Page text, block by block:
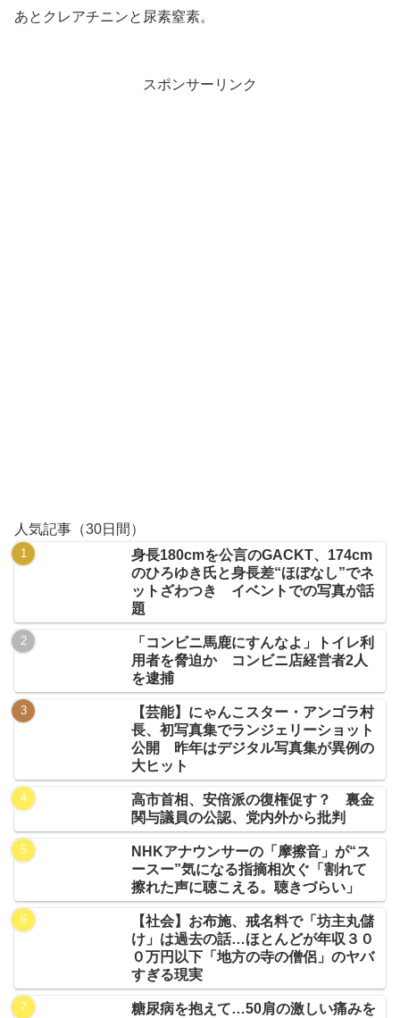
あとクレアチニンと尿素窒素。
スポンサーリンク
人気記事（30日間）
身長180cmを公言のGACKT、174cm
のひろゆき氏と身長差“ほぼなし”でネ
ットざわつき イベントでの写真が話
題
「コンビニ馬鹿にすんなよ」トイレ利
用者を脅迫か コンビニ店経営者2人
を逮捕
【芸能】にゃんこスター・アンゴラ村
長、初写真集でランジェリーショット
公開 昨年はデジタル写真集が異例の
大ヒット
高市首相、安倍派の復権促す？ 裏金
関与議員の公認、党内外から批判
NHKアナウンサーの「摩擦音」が“ス
ースー”気になる指摘相次ぐ「割れて
擦れた声に聴こえる。聴きづらい」
【社会】お布施、戒名料で「坊主丸儲
け」は過去の話…ほとんどが年収３０
０万円以下「地方の寺の僧侶」のヤバ
すぎる現実
糖尿病を抱えて…50肩の激しい痛みを